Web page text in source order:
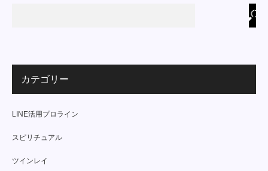
カテゴリー
LINE活用プロライン
スピリチュアル
ツインレイ